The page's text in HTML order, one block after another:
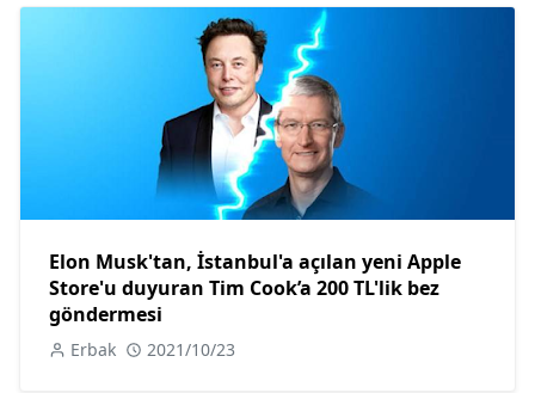
Elon Musk'tan, İstanbul'a açılan yeni Apple
Store'u duyuran Tim Cook’a 200 TL'lik bez
göndermesi
Erbak 2021/10/23